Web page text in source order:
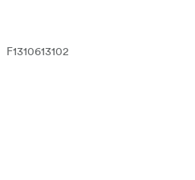
F1310613102